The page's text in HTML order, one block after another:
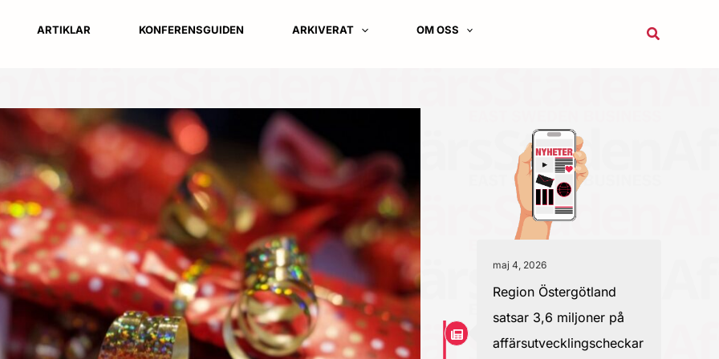
ARTIKLAR KONFERENSGUIDEN ARKIVERAT OM OSS Sök
maj 4, 2026
Region Östergötland
satsar 3,6 miljoner på
affärsutvecklingscheckar